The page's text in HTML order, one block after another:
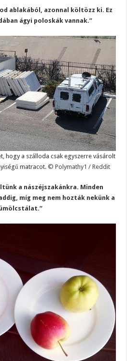
ablakából, azonnal költözz ki. Ez
ágyi poloskák vannak.”
hogy a szálloda csak egyszerre vásárolt
matracot.© Polymathy1 / Reddit
a nászéjszakánkra. Minden
míg meg nem hozták nekünk a